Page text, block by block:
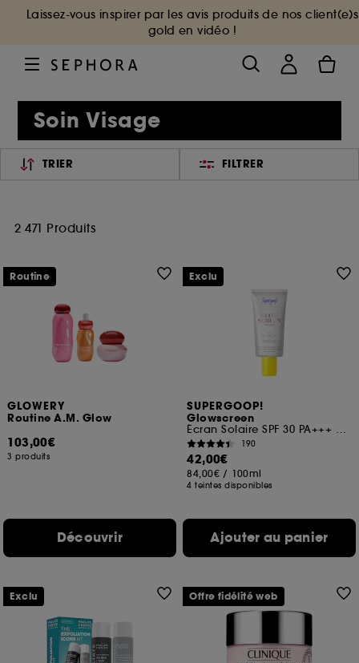
Laissez-vous inspirer par les avis produits de nos client(e)s
gold en vidéo !
Soin Visage
TRIER FILTRER
2 471 Produits
GLOWERY
Routine A.M. Glow
103,00€
3 produits
Découvrir
Routine
SUPERGOOP!
Glowscreen
Écran Solaire SPF 30 PA+++ avec Acide Hyaluronique + Niacinamide
190
42,00€
84,00€ / 100ml
4 teintes disponibles
Ajouter au panier
Exclu
Exclu Offre fidélité web